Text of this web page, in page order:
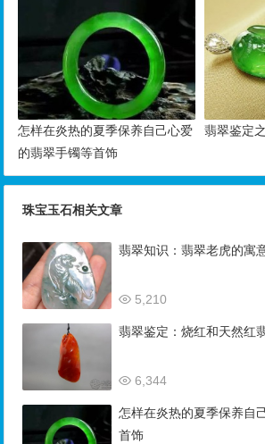
怎样在炎热的夏季保养自己心爱
的翡翠手镯等首饰
翡翠鉴定
珠宝玉石相关文章
翡翠知识：翡翠老虎的寓
5,210
翡翠鉴定：烧红和天然红
6,344
怎样在炎热的夏季保养自
首饰